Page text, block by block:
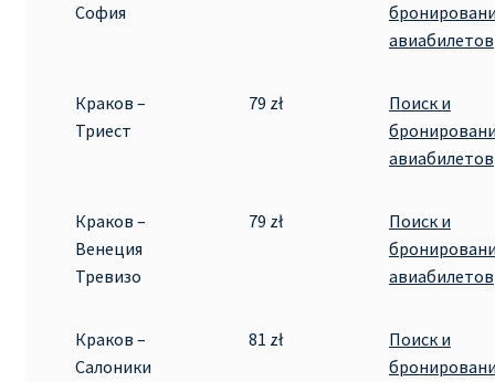
ПРОВОЗ БАГАЖА RYANAIR – ПРАВИЛА
Регистрация ребенка на рейс RYANAIR
София
авиабилетов
Краков –
Триест
79 zł
Поиск и
авиабилетов
Краков –
Венеция
Тревизо
79 zł
Поиск и
авиабилетов
Краков –
Салоники
81 zł
Поиск и